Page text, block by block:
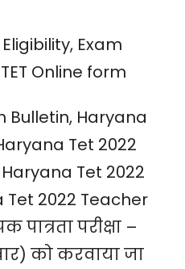
Bulletin, Haryana
Tet 2022
Tet 2022
Tet 2022 Teacher
परीक्षा –
को करवाया जा